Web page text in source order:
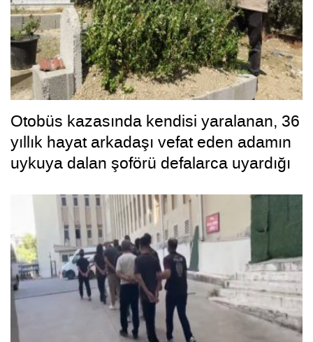
Otobüs kazasında kendisi yaralanan, 36
yıllık hayat arkadaşı vefat eden adamın
uykuya dalan şoförü defalarca uyardığı